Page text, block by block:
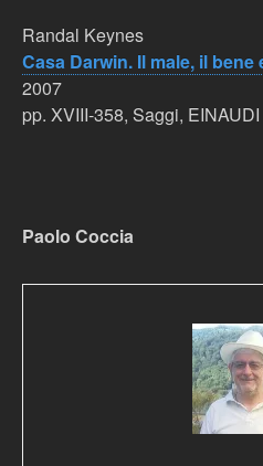
Randal Keynes
Casa Darwin. Il male, il bene
2007
pp. XVIII-358, Saggi, EINAUDI
Paolo Coccia